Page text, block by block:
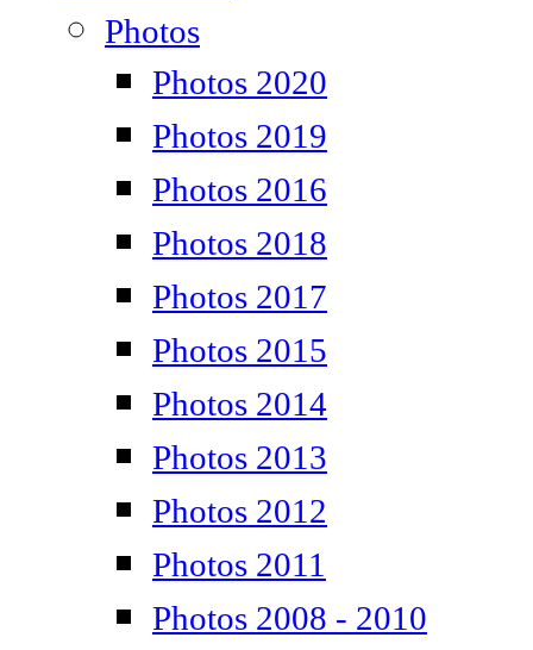
Photos
Photos 2020
Photos 2019
Photos 2016
Photos 2018
Photos 2017
Photos 2015
Photos 2014
Photos 2013
Photos 2012
Photos 2011
Photos 2008 - 2010